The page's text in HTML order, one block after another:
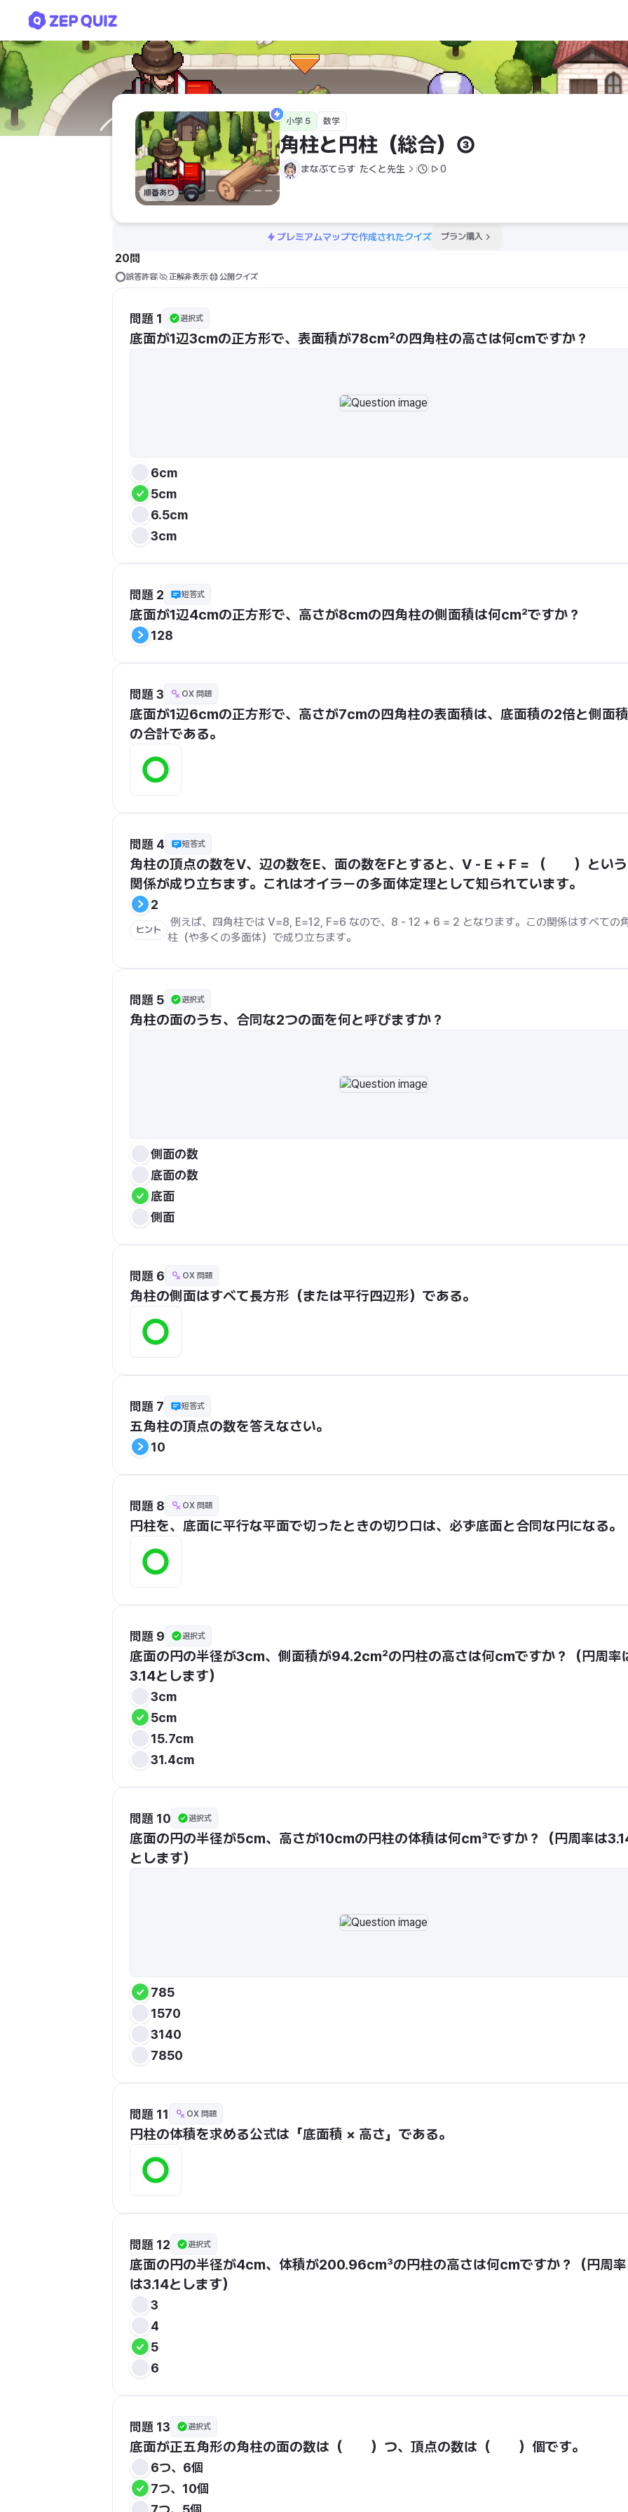
順番あり
小学 5 数学
角柱と円柱（総合）③
まなぶてらす  たくと先生 0
プレミアムマップで作成されたクイズ プラン購入
20問
誤答許容 正解非表示 公開クイズ
問題 1 選択式
底面が1辺3cmの正方形で、表面積が78cm²の四角柱の高さは何cmですか？
6cm
5cm
6.5cm
3cm
問題 2 短答式
底面が1辺4cmの正方形で、高さが8cmの四角柱の側面積は何cm²ですか？
128
問題 3 OX 問題
底面が1辺6cmの正方形で、高さが7cmの四角柱の表面積は、底面積の2倍と側面積
の合計である。
問題 4 短答式
角柱の頂点の数をV、辺の数をE、面の数をFとすると、V - E + F = （　　）という
関係が成り立ちます。これはオイラーの多面体定理として知られています。
2
ヒント
柱（や多くの多面体）で成り立ちます。
問題 5 選択式
角柱の面のうち、合同な2つの面を何と呼びますか？
側面の数
底面の数
底面
側面
問題 6 OX 問題
角柱の側面はすべて長方形（または平行四辺形）である。
問題 7 短答式
五角柱の頂点の数を答えなさい。
10
問題 8 OX 問題
円柱を、底面に平行な平面で切ったときの切り口は、必ず底面と合同な円になる。
問題 9 選択式
底面の円の半径が3cm、側面積が94.2cm²の円柱の高さは何cmですか？（円周率
3.14とします）
3cm
5cm
15.7cm
31.4cm
問題 10 選択式
底面の円の半径が5cm、高さが10cmの円柱の体積は何cm³ですか？（円周率は
とします）
785
1570
3140
7850
問題 11 OX 問題
円柱の体積を求める公式は「底面積 × 高さ」である。
問題 12 選択式
底面の円の半径が4cm、体積が200.96cm³の円柱の高さは何cmですか？（円周率
は3.14とします）
3
4
5
6
問題 13 選択式
底面が正五角形の角柱の面の数は（　　）つ、頂点の数は（　　）個です。
6つ、6個
7つ、10個